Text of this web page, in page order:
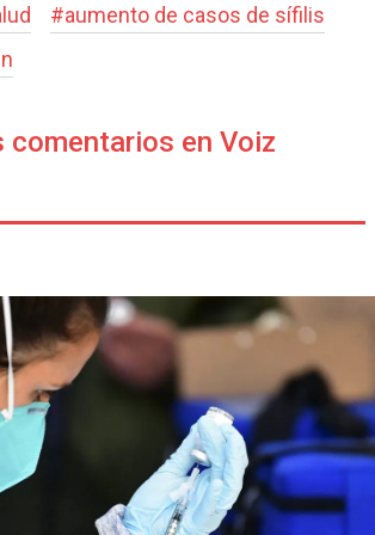
#aumento de casos de sífilis
comentarios en Voiz